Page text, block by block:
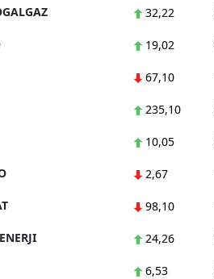
32,22
19,02
67,10
235,10
10,05
2,67
98,10
24,26
6,53